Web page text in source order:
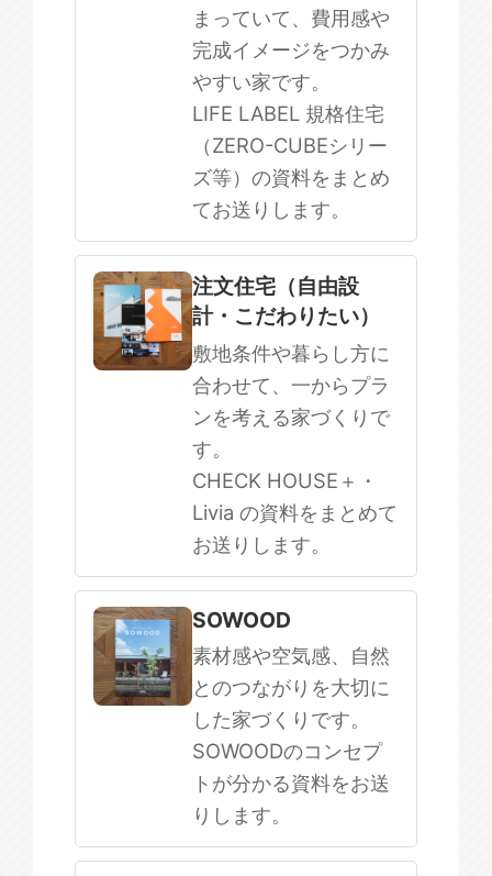
まっていて、費用感や
完成イメージをつかみ
やすい家です。
LIFE LABEL 規格住宅
（ZERO-CUBEシリー
ズ等）の資料をまとめ
てお送りします。
注文住宅（自由設
計・こだわりたい）
敷地条件や暮らし方に
合わせて、一からプラ
ンを考える家づくりで
す。
CHECK HOUSE＋・
Livia の資料をまとめて
お送りします。
SOWOOD
素材感や空気感、自然
とのつながりを大切に
した家づくりです。
SOWOODのコンセプ
トが分かる資料をお送
りします。